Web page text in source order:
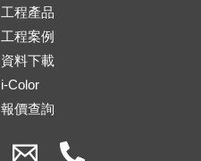
工程產品
工程案例
資料下載
i-Color
報價查詢